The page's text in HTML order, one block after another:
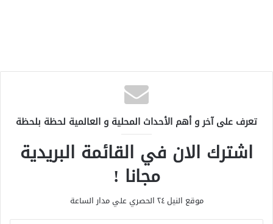
تعرف على آخر و أهم الأحداث المحلية و العالمية لحظة بلحظة
اشترك الان في القائمة البريدية
مجانا !
موقع النيل ٢٤ الحصري علي مدار الساعة